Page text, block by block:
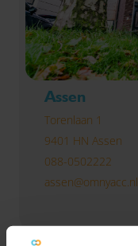
Assen
Torenlaan 1
9401 HN Assen
088-0502222
assen@omnyacc.nl